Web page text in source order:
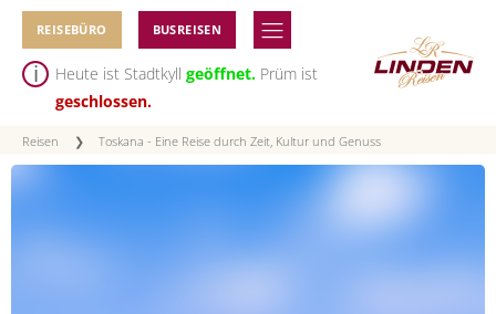
REISEBÜRO BUSREISEN
Heute ist Stadtkyll geöffnet. Prüm ist
geschlossen.
Reisen ❯ Toskana - Eine Reise durch Zeit, Kultur und Genuss